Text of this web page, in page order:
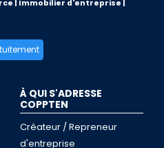
| Immobilier d'entreprise |
À QUI S'ADRESSE
COPPTEN
Créateur / Repreneur
d'entreprise